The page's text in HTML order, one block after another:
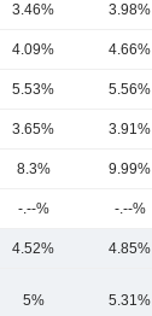
3.46% 3.98%
4.09% 4.66%
5.53% 5.56%
3.65% 3.91%
8.3% 9.99%
-.--% -.--%
4.52% 4.85%
5% 5.31%